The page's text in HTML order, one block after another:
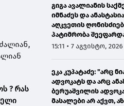
? რას
გიგა ავალიანის
იმნაძეს და
აღკვეთის
პატიმრობა
15:11 • 7 აგვისტო, 2026
ეკა კუპატაძე: "არც
ადვოკატს და არც
ბერუაშვილის
მასალები არ აქვთ,